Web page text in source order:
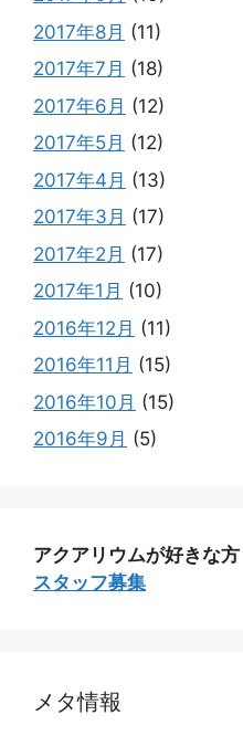
2017年8月 (11)
2017年7月 (18)
2017年6月 (12)
2017年5月 (12)
2017年4月 (13)
2017年3月 (17)
2017年2月 (17)
2017年1月 (10)
2016年12月 (11)
2016年11月 (15)
2016年10月 (15)
2016年9月 (5)
アクアリウムが好きな方
スタッフ募集
メタ情報